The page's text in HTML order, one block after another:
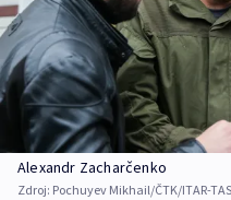
Alexandr Zacharčenko
Zdroj: Pochuyev Mikhail/ČTK/ITAR-